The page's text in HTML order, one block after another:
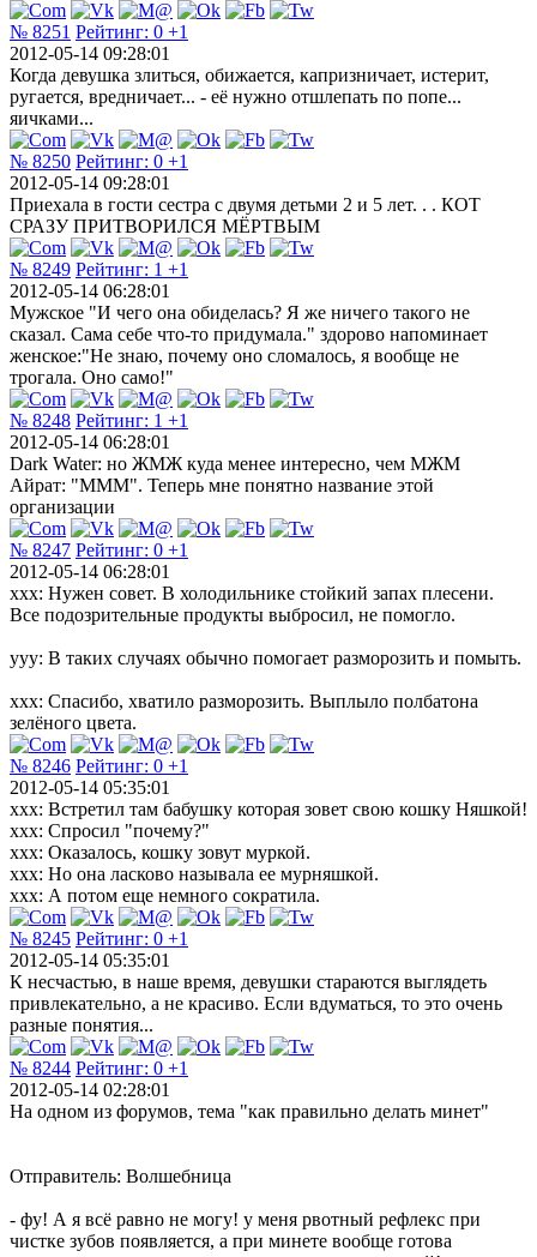
№ 8251 Рейтинг: 0 +1
2012-05-14 09:28:01
Когда девушка злиться, обижается, капризничает, истерит,
ругается, вредничает... - её нужно отшлепать по попе...
яичками...
№ 8250 Рейтинг: 0 +1
2012-05-14 09:28:01
Приехала в гости сестра с двумя детьми 2 и 5 лет. . . КОТ
СРАЗУ ПРИТВОРИЛСЯ МЁРТВЫМ
№ 8249 Рейтинг: 1 +1
2012-05-14 06:28:01
Мужское "И чего она обиделась? Я же ничего такого не
сказал. Сама себе что-то придумала." здорово напоминает
женское:"Не знаю, почему оно сломалось, я вообще не
трогала. Оно само!"
№ 8248 Рейтинг: 1 +1
2012-05-14 06:28:01
Dark Water: но ЖМЖ куда менее интересно, чем МЖМ
Айрат: "МММ". Теперь мне понятно название этой
организации
№ 8247 Рейтинг: 0 +1
2012-05-14 06:28:01
xxx: Нужен совет. В холодильнике стойкий запах плесени.
Все подозрительные продукты выбросил, не помогло.
yyy: В таких случаях обычно помогает разморозить и помыть.
xxx: Спасибо, хватило разморозить. Выплыло полбатона
зелёного цвета.
№ 8246 Рейтинг: 0 +1
2012-05-14 05:35:01
xxx: Встретил там бабушку которая зовет свою кошку Няшкой!
хxx: Спросил "почему?"
хxx: Оказалось, кошку зовут муркой.
хxx: Но она ласково называла ее мурняшкой.
хxx: А потом еще немного сократила.
№ 8245 Рейтинг: 0 +1
2012-05-14 05:35:01
К несчастью, в наше время, девушки стараются выглядеть
привлекательно, а не красиво. Если вдуматься, то это очень
разные понятия...
№ 8244 Рейтинг: 0 +1
2012-05-14 02:28:01
На одном из форумов, тема "как правильно делать минет"
Отправитель: Волшебница
- фу! А я всё равно не могу! у меня рвотный рефлекс при
чистке зубов появляется, а при минете вообще готова